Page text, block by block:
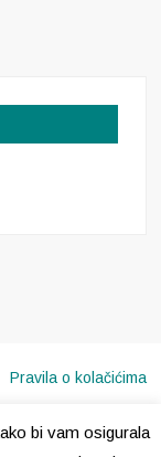
Pravila o kolačićima
bi vam osigurala
· Hladna Istina